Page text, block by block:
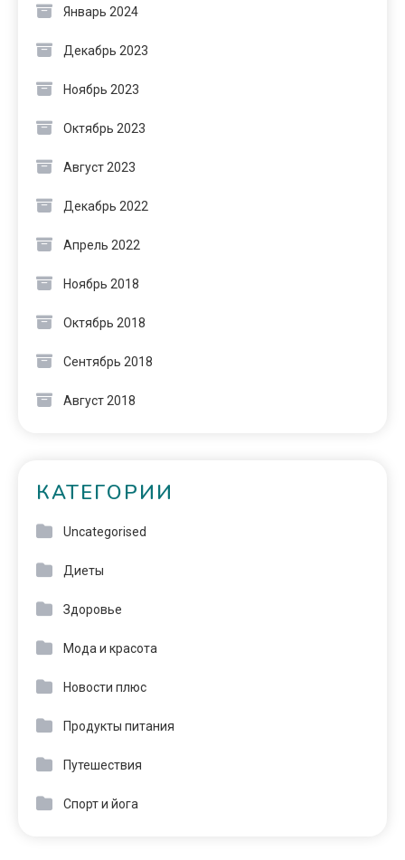
Январь 2024
Декабрь 2023
Ноябрь 2023
Октябрь 2023
Август 2023
Декабрь 2022
Апрель 2022
Ноябрь 2018
Октябрь 2018
Сентябрь 2018
Август 2018
КАТЕГОРИИ
Uncategorised
Диеты
Здоровье
Мода и красота
Новости плюс
Продукты питания
Путешествия
Спорт и йога